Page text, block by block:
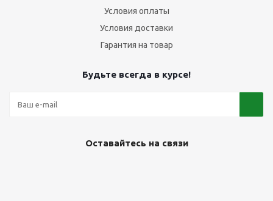
Условия оплаты
Условия доставки
Гарантия на товар
Будьте всегда в курсе!
Оставайтесь на связи